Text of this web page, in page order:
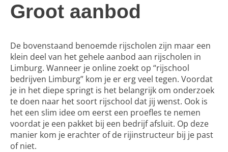
Groot aanbod
De bovenstaand benoemde rijscholen zijn maar een
klein deel van het gehele aanbod aan rijscholen in
Limburg. Wanneer je online zoekt op “rijschool
bedrijven Limburg” kom je er erg veel tegen. Voordat
je in het diepe springt is het belangrijk om onderzoek
te doen naar het soort rijschool dat jij wenst. Ook is
het een slim idee om eerst een proefles te nemen
voordat je een pakket bij een bedrijf afsluit. Op deze
manier kom je erachter of de rijinstructeur bij je past
of niet.